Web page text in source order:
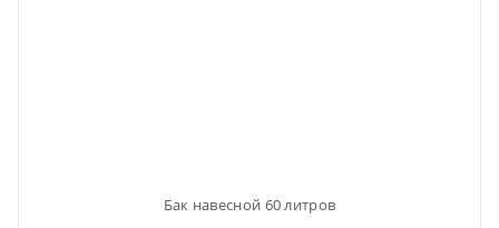
Бак навесной 60 литров